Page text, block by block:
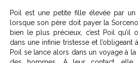
Poil est une petite fille élevée par un
lorsque son père doit payer la
bien le plus précieux, c’est Poil qu’il
dans une infinie tristesse et l’obligeant
Poil se lance alors dans un voyage à